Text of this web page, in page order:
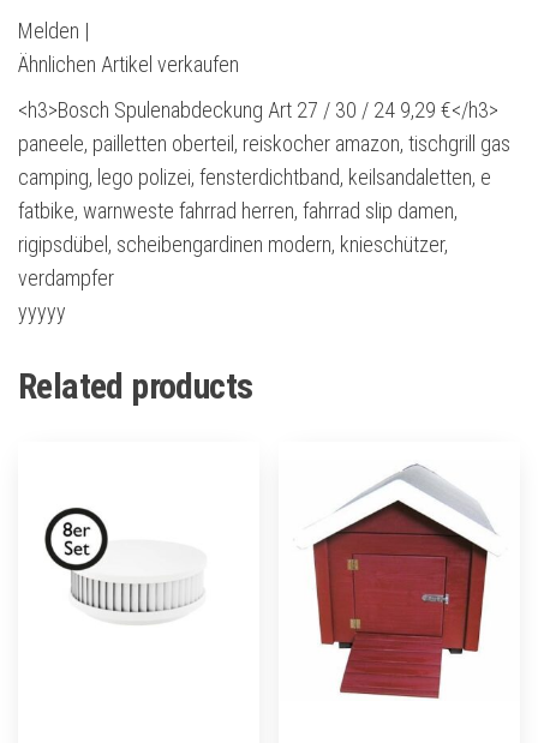
Melden |
Ähnlichen Artikel verkaufen
<h3>Bosch Spulenabdeckung Art 27 / 30 / 24 9,29 €</h3>
paneele, pailletten oberteil, reiskocher amazon, tischgrill gas
camping, lego polizei, fensterdichtband, keilsandaletten, e
fatbike, warnweste fahrrad herren, fahrrad slip damen,
rigipsdübel, scheibengardinen modern, knieschützer,
verdampfer
yyyyy
Related products